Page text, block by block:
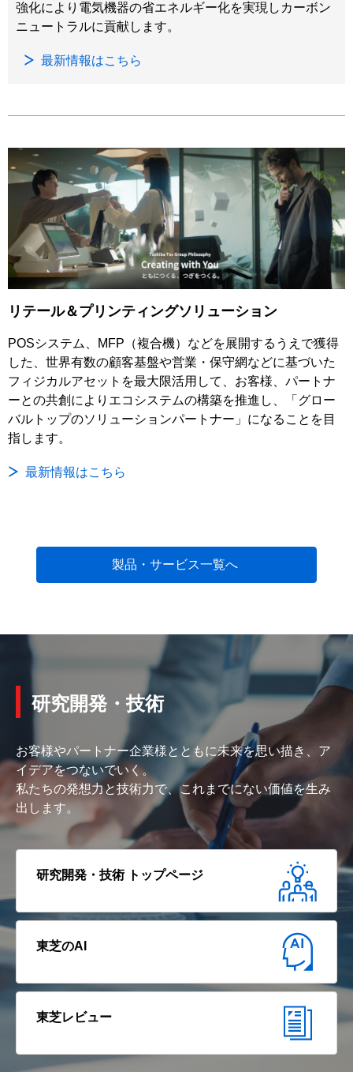
強化により電気機器の省エネルギー化を実現しカーボン
ニュートラルに貢献します。
最新情報はこちら
リテール＆プリンティングソリューション
POSシステム、MFP（複合機）などを展開するうえで獲得
した、世界有数の顧客基盤や営業・保守網などに基づいた
フィジカルアセットを最大限活用して、お客様、パートナ
ーとの共創によりエコシステムの構築を推進し、「グロー
バルトップのソリューションパートナー」になることを目
指します。
最新情報はこちら
製品・サービス一覧へ
研究開発・技術
お客様やパートナー企業様とともに未来を思い描き、ア
イデアをつないでいく。
私たちの発想力と技術力で、これまでにない価値を生み
出します。
研究開発・技術 トップページ
東芝のAI
東芝レビュー